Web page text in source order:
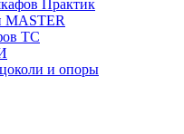
Практик
MASTER
ТС
и опоры